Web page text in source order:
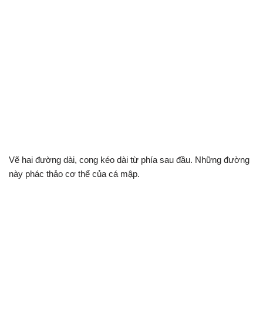
Vẽ hai đường dài, cong kéo dài từ phía sau đầu. Những đường
này phác thảo cơ thể của cá mập.